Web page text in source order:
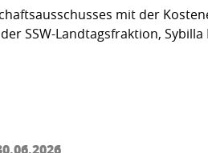
mit der
SSW-Landtagsfraktion, Sybilla